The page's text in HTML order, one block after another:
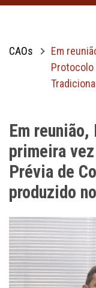
CAOs
Em
Protocolo
Em
primeira
Prévia de
produzido